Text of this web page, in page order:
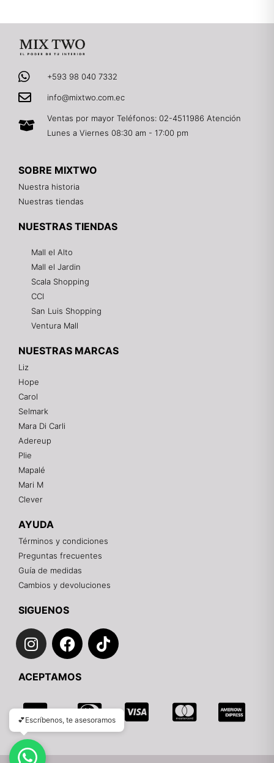
+593 98 040 7332
info@mixtwo.com.ec
Ventas por mayor Teléfonos: 02-4511986 Atención
Lunes a Viernes 08:30 am - 17:00 pm
SOBRE MIXTWO
Nuestra historia
Nuestras tiendas
NUESTRAS TIENDAS
Mall el Alto
Mall el Jardin
Scala Shopping
CCI
San Luis Shopping
Ventura Mall
NUESTRAS MARCAS
Liz
Hope
Carol
Selmark
Mara Di Carli
Adereup
Plie
Mapalé
Mari M
Clever
AYUDA
Términos y condiciones
Preguntas frecuentes
Guía de medidas
Cambios y devoluciones
SIGUENOS
I
n
t
g
r
a
m
F
a
e
o
o
T
i
k
ACEPTAMOS
💕Escríbenos, te asesoramos
¡Hola! 👋
Gracias por visitarnos. Te asesoramos
personalmente con tu compra: tallas, envíos y
pagos.
Recuerda: 10% de descuento en tu primera compra
Contáctanos por el canal que prefieras 💕
WhatsApp
Instagram
Teléfono
Email